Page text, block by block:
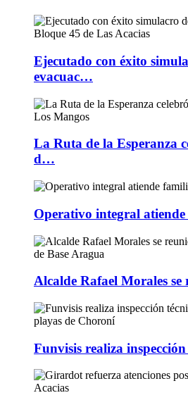
Ejecutado con éxito
evacuac…
La Ruta de la Esperanza
d…
Operativo integral
Alcalde Rafael Morales
Funvisis realiza